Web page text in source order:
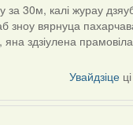
30м, калі журау
зноу вярнуца
здзіулена
Увайдзіце